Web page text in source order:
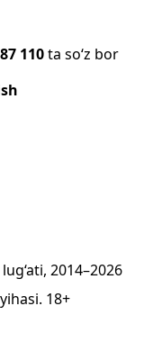
87 110ta so‘z bor
2014–2026
18+